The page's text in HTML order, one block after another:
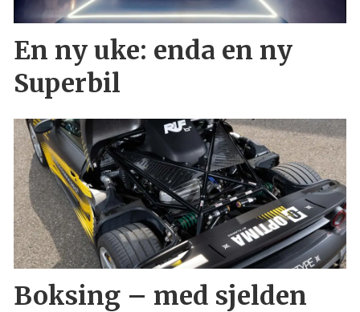
En ny uke: enda en ny
Superbil
Boksing – med sjelden